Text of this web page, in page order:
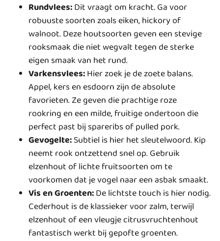
Rundvlees:Dit vraagt om kracht. Ga voor
robuuste soorten zoals eiken, hickory of
walnoot. Deze houtsoorten geven een stevige
rooksmaak die niet wegvalt tegen de sterke
eigen smaak van het rund.
Varkensvlees:Hier zoek je de zoete balans.
Appel, kers en esdoorn zijn de absolute
favorieten. Ze geven die prachtige roze
rookring en een milde, fruitige ondertoon die
perfect past bij spareribs of pulled pork.
Gevogelte:Subtiel is hier het sleutelwoord. Kip
neemt rook ontzettend snel op. Gebruik
elzenhout of lichte fruitsoorten om te
voorkomen dat je vogel naar een asbak smaakt.
Vis en Groenten:De lichtste touch is hier nodig.
Cederhout is de klassieker voor zalm, terwijl
elzenhout of een vleugje citrusvruchtenhout
fantastisch werkt bij gepofte groenten.